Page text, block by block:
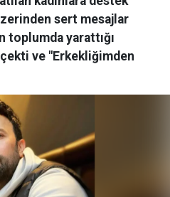
sert mesajlar
toplumda yarattığı
ve "Erkekliğimden